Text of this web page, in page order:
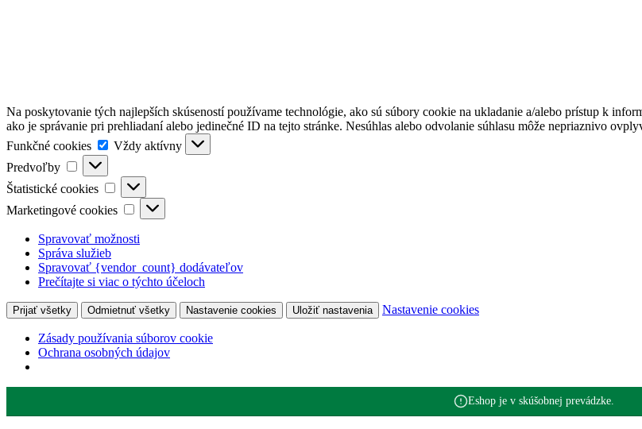
Na poskytovanie tých najlepších skúseností používame technológie, ako sú súbory cookie na ukladanie a/alebo prístup k
ako je správanie pri prehliadaní alebo jedinečné ID na tejto stránke. Nesúhlas alebo odvolanie súhlasu môže nepriaznivo
Funkčné cookies
Funkčné
cookies
Vždy aktívny
Predvoľby
Predvoľby
Štatistické cookies
Štatistické
cookies
Marketingové cookies
Marketingové
cookies
Spravovať možnosti
Správa služieb
Spravovať {vendor_count} dodávateľov
Prečítajte si viac o týchto účeloch
Prijať všetky Odmietnuť všetky Nastavenie cookies Uložiť nastavenia Nastavenie cookies
Zásady používania súborov cookie
Ochrana osobných údajov
Eshop je v skúšobnej prevádzke.